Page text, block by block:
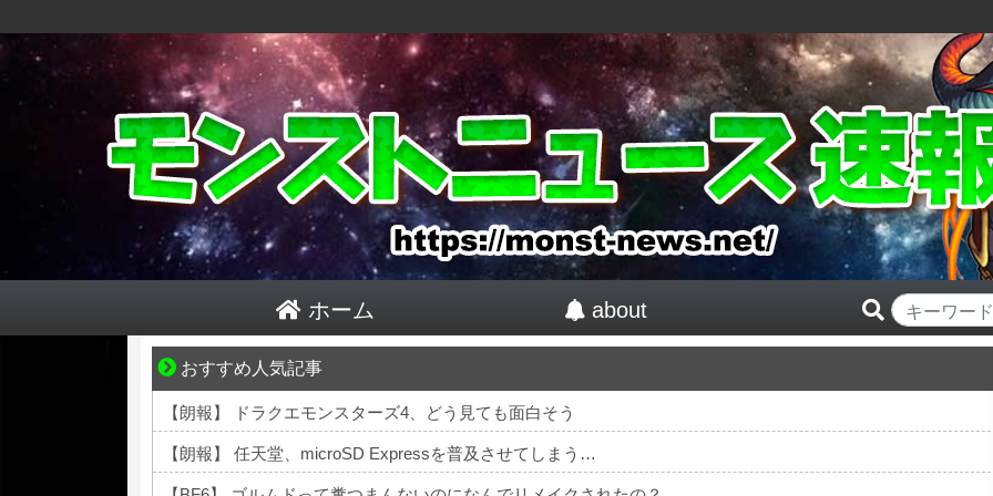
ホーム about
おすすめ人気記事
共感必至の“日常修羅場”短編集！
【朗報】 ドラクエモンスターズ4、どう見ても面白そう
【朗報】 任天堂、microSD Expressを普及させてしまう…